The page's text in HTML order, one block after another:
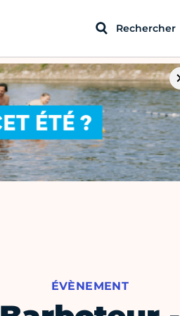
Rechercher
ÉVÈNEMENT